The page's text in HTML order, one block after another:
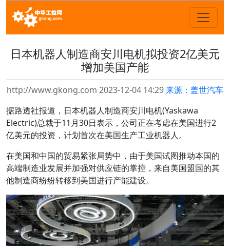
日本机器人制造商安川电机拟投资2亿美元
增加美国产能
http://www.gkong.com 2023-12-04 14:29来源：盖世汽车
据路透社报道，日本机器人制造商安川电机(Yaskawa
Electric)总裁于11月30日表示，公司正在考虑在美国进行2
亿美元的投资，计划首次在美国生产工业机器人。
在美国和中国的贸易紧张局势中，由于美国试图推动本国的
高端制造业发展并加强对供应链的掌控，来自美国盟国的其
他制造商纷纷转移到美国进行产能建设。